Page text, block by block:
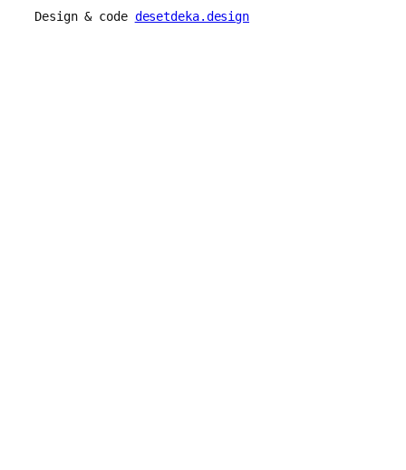
Design & code desetdeka.design